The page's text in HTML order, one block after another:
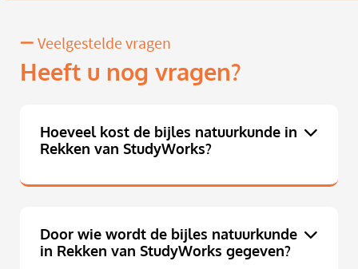
Veelgestelde vragen
Heeft u nog vragen?
Hoeveel kost de bijles natuurkunde in
Rekken van StudyWorks?
Door wie wordt de bijles natuurkunde
in Rekken van StudyWorks gegeven?